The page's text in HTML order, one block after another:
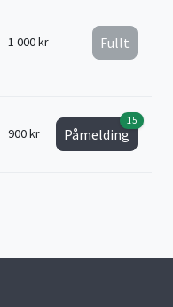
1 000 kr Fullt
900 kr Påmelding
15